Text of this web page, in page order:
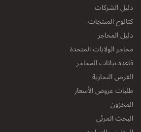
دليل الشركات
كتالوج المنتجات
دليل المحاجر
محاجر الولايات المتحدة
قاعدة بيانات المحاجر
الفرص التجارية
طلبات عروض الأسعار
المخزون
البحث المرئي